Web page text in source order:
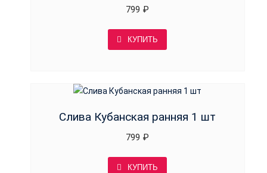
799 ₽
КУПИТЬ
Слива Кубанская ранняя 1 шт
799 ₽
КУПИТЬ